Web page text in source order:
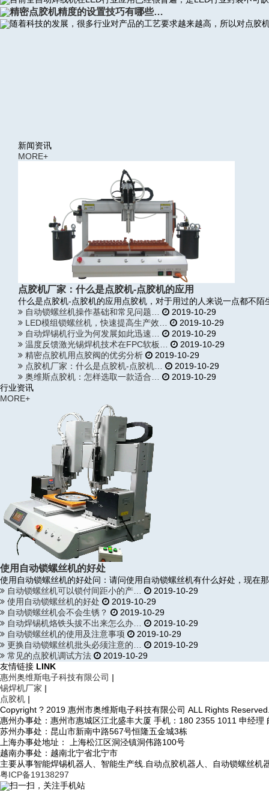
精密点胶机精度的设置技巧有哪些…
随着科技的发展，很多行业对产品的工艺要求越来越高，所以对点胶
新闻资讯
MORE+
点胶机厂家：什么是点胶机-点胶机的应用
什么是点胶机-点胶机的应用点胶机，对于用过的人来说一点都不
自动锁螺丝机操作基础和常见问题…
2019-10-29
LED模组锁螺丝机，快速提高生产效…
2019-10-29
自动焊锡机行业为何发展如此迅速…
2019-10-29
温度反馈激光锡焊机技术在FPC软板…
2019-10-29
精密点胶机用点胶阀的优劣分析
2019-10-29
点胶机厂家：什么是点胶机-点胶机…
2019-10-29
奥维斯点胶机：怎样选取一款适合…
2019-10-29
行业资讯
MORE+
使用自动锁螺丝机的好处
使用自动锁螺丝机的好处问：请问使用自动锁螺丝机有什么好处，现在
自动锁螺丝机可以锁付间距小的产…
2019-10-29
使用自动锁螺丝机的好处
2019-10-29
自动锁螺丝机会不会生锈？
2019-10-29
自动焊锡机烙铁头拔不出来怎么办…
2019-10-29
自动锁螺丝机的使用及注意事项
2019-10-29
更换自动锁螺丝机批头必须注意的…
2019-10-29
常见的点胶机调试方法
2019-10-29
友情链接 LINK
惠州奥维斯电子科技有限公司 |
锡焊机厂家 |
点胶机 |
Copyright ? 2019 惠州市奥维斯电子科技有限公司 ALL Rights
惠州办事处：惠州市惠城区江北盛丰大厦 手机：180 2355 1011 申经理
苏州办事处：昆山市新南中路567号恒隆五金城3栋
上海办事处地址： 上海松江区洞泾镇洞伟路100号
越南办事处：越南北宁省北宁市
主要从事智能焊锡机器人、智能生产线.自动点胶机器人、自动锁螺丝机
粤ICP备19138297
扫一扫，关注手机站